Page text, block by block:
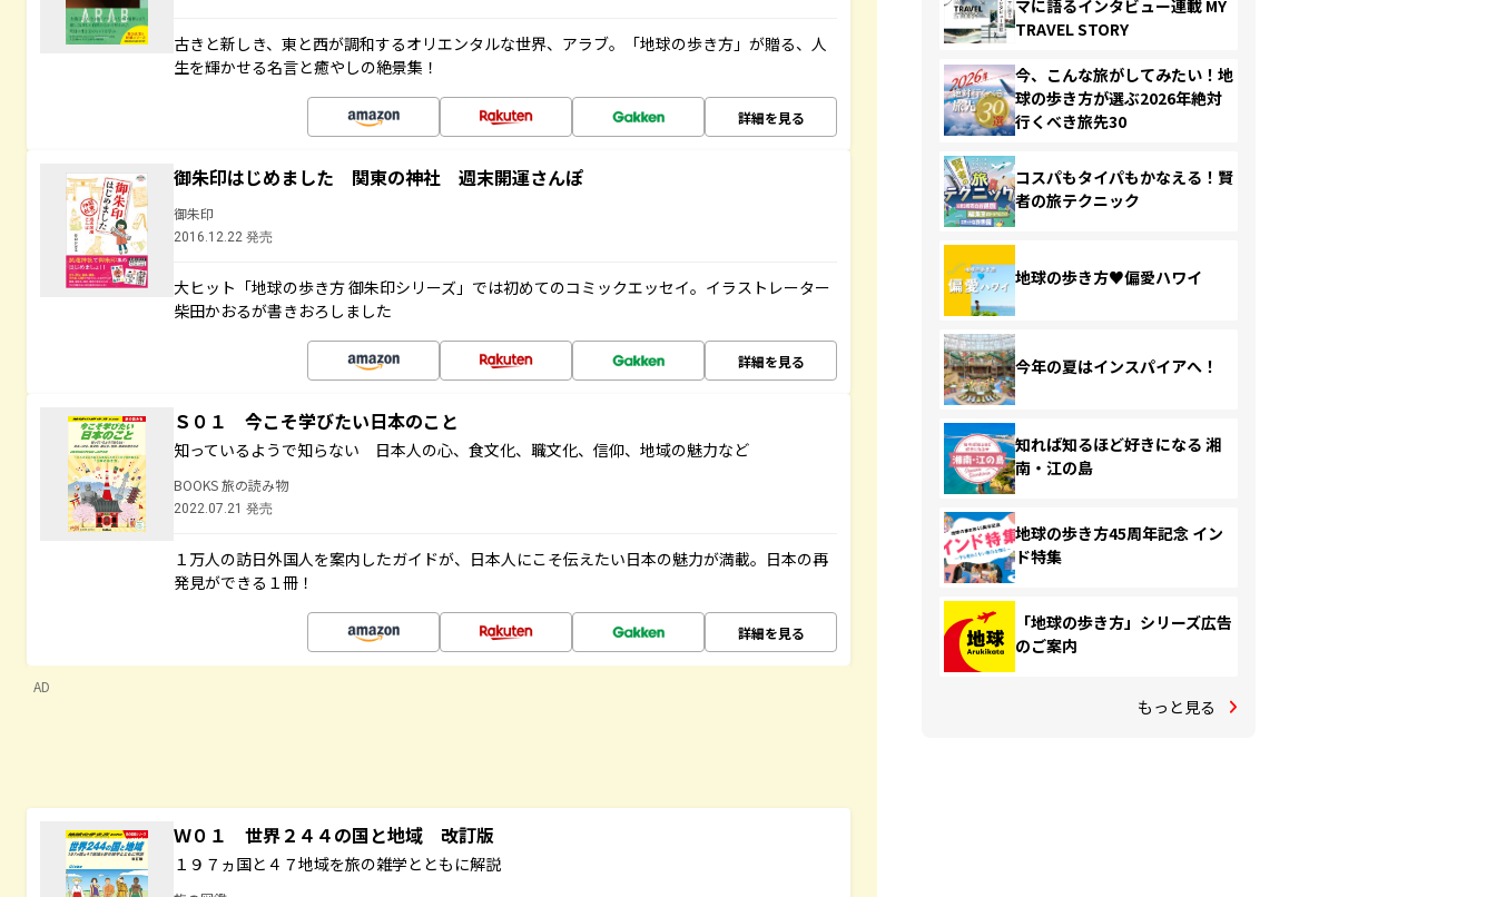
古きと新しき、東と西が調和するオリエンタルな世界、アラブ。「地球の歩き方」が贈る、人
生を輝かせる名言と癒やしの絶景集！
詳細を見る
御朱印はじめました 関東の神社 週末開運さんぽ
御朱印
2016.12.22 発売
大ヒット「地球の歩き方 御朱印シリーズ」では初めてのコミックエッセイ。イラストレーター
柴田かおるが書きおろしました
詳細を見る
Ｓ０１ 今こそ学びたい日本のこと
知っているようで知らない 日本人の心、食文化、職文化、信仰、地域の魅力など
BOOKS 旅の読み物
2022.07.21 発売
１万人の訪日外国人を案内したガイドが、日本人にこそ伝えたい日本の魅力が満載。日本の再
発見ができる１冊！
詳細を見る
AD
Ｗ０１ 世界２４４の国と地域 改訂版
１９７ヵ国と４７地域を旅の雑学とともに解説
マに語るインタビュー連載 MY
TRAVEL STORY
今、こんな旅がしてみたい！地
球の歩き方が選ぶ2026年絶対
行くべき旅先30
コスパもタイパもかなえる！賢
者の旅テクニック
地球の歩き方♥偏愛ハワイ
今年の夏はインスパイアへ！
知れば知るほど好きになる 湘
南・江の島
地球の歩き方45周年記念 イン
ド特集
「地球の歩き方」シリーズ広告
のご案内
もっと見る